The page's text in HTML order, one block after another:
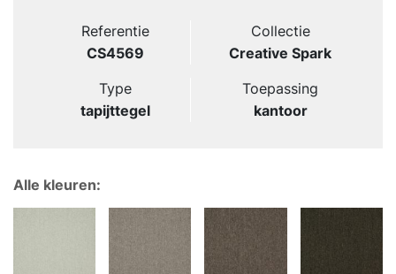
Referentie
CS4569
Collectie
Creative Spark
Type
tapijttegel
Toepassing
kantoor
Alle kleuren: